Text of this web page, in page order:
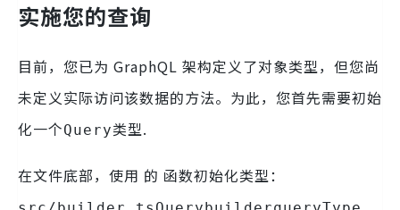
实施您的查询
目前，您已为 GraphQL 架构定义了对象类型，但您尚
未定义实际访问该数据的方法。为此，您首先需要初始
化一个Query类型.
在文件底部，使用 的 函数初始化类型：